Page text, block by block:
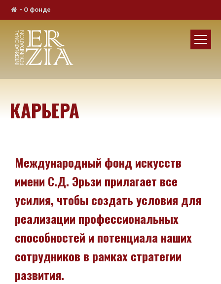
- О фонде
КАРЬЕРА
Международный фонд искусств
имени С.Д. Эрьзи прилагает все
усилия, чтобы создать условия для
реализации профессиональных
способностей и потенциала наших
сотрудников в рамках стратегии
развития.